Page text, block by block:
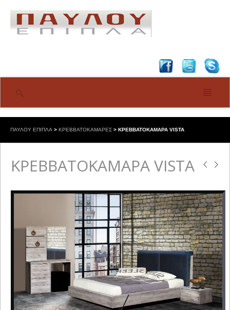
ΠΑΥΛΟΥ ΕΠΙΠΛΑ > ΚΡΕΒΒΑΤΟΚΑΜΑΡΕΣ > ΚΡΕΒΒΑΤΟΚΑΜΑΡΑ VISTA
ΚΡΕΒΒΑΤΟΚΑΜΑΡΑ VISTA